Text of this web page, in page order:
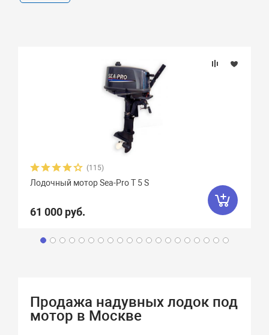
(115)
Лодочный мотор Sea-Pro Т 5 S
61 000 руб.
Продажа надувных лодок под
мотор в Москве